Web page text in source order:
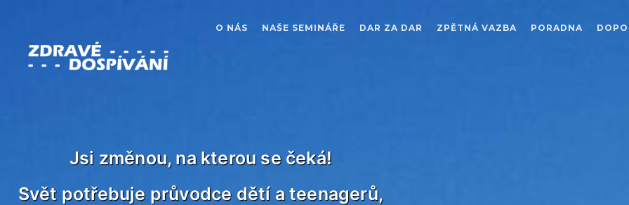
O NÁS NAŠE SEMINÁŘE DAR ZA DAR ZPĚTNÁ VAZBA PORADNA
Jsi změnou, na kterou se čeká!
Svět potřebuje průvodce dětí a teenagerů,